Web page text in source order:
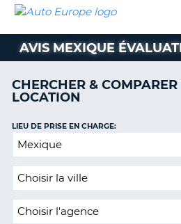
LOCATION
VOITURE
CAMPING-
CAR
AUTO
EUROPE
LOCATION
VOITURE
CAMPING-
CAR
PARTENAIRES
SUPPORT
CLIENT
COMPTE
MA
AVIS MEXIQUE
CHERCHER &
LOCATION
Lieu
restitution
LIEU DE PRISE EN CHARGE: